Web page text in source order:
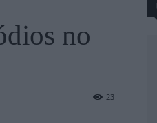
no
23